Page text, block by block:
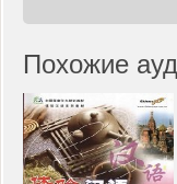
Похожие